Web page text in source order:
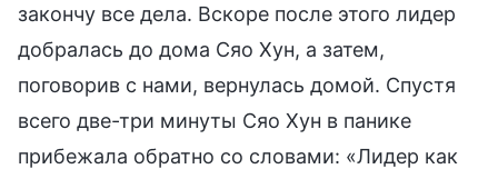
закончу все дела. Вскоре после этого лидер
добралась до дома Сяо Хун, а затем,
поговорив с нами, вернулась домой. Спустя
всего две-три минуты Сяо Хун в панике
прибежала обратно со словами: «Лидер как